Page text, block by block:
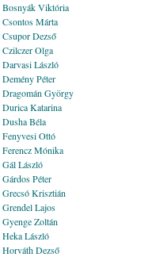
Bosnyák Viktória
Csontos Márta
Csupor Dezső
Czilczer Olga
Darvasi László
Demény Péter
Dragomán György
Durica Katarina
Dusha Béla
Fenyvesi Ottó
Ferencz Mónika
Gál László
Gárdos Péter
Grecsó Krisztián
Grendel Lajos
Gyenge Zoltán
Heka László
Horváth Dezső